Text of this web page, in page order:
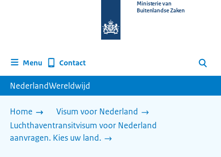
homepage
Ministerie van
Buitenlandse Zaken
Menu Contact Zoeken
NederlandWereldwijd
Home
Visum voor Nederland
Luchthaventransitvisum voor Nederland
aanvragen. Kies uw land.